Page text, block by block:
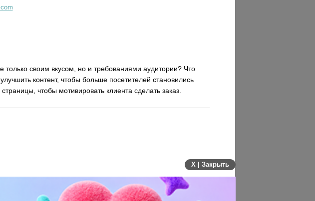
только своим вкусом, но и требованиями аудитории? Что
контент, чтобы больше посетителей становились
чтобы мотивировать клиента сделать заказ.
X | Закрыть